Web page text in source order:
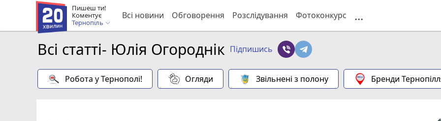
Пишеш ти!
Коментує
Тернопіль
Всі новини Обговорення Розслідування Фотоконкурс ...
Всі статті- Юлія Огороднік Підпишись
Робота у Тернополі! Огляди Звільнені з полону Бренди